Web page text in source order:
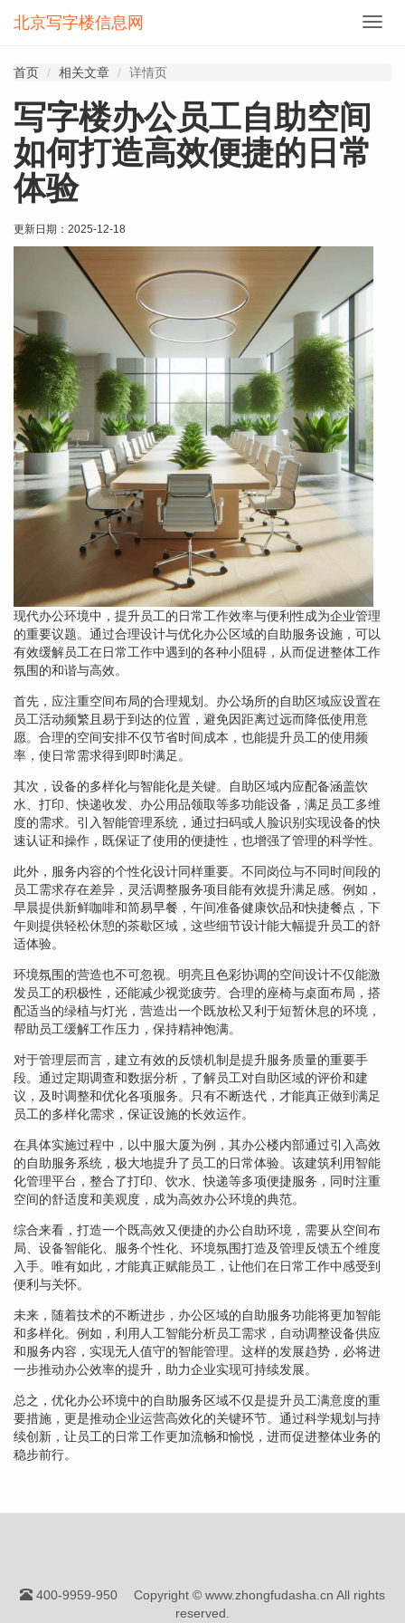
切
北京写字楼信息网
首页 相关文章 详情页
写字楼办公员工自助空间
如何打造高效便捷的日常
体验
更新日期： 2025-12-18
现代办公环境中，提升员工的日常工作效率与便利性成为企业管理
的重要议题。通过合理设计与优化办公区域的自助服务设施，可以
有效缓解员工在日常工作中遇到的各种小阻碍，从而促进整体工作
氛围的和谐与高效。
首先，应注重空间布局的合理规划。办公场所的自助区域应设置在
员工活动频繁且易于到达的位置，避免因距离过远而降低使用意
愿。合理的空间安排不仅节省时间成本，也能提升员工的使用频
率，使日常需求得到即时满足。
其次，设备的多样化与智能化是关键。自助区域内应配备涵盖饮
水、打印、快递收发、办公用品领取等多功能设备，满足员工多维
度的需求。引入智能管理系统，通过扫码或人脸识别实现设备的快
速认证和操作，既保证了使用的便捷性，也增强了管理的科学性。
此外，服务内容的个性化设计同样重要。不同岗位与不同时间段的
员工需求存在差异，灵活调整服务项目能有效提升满足感。例如，
早晨提供新鲜咖啡和简易早餐，午间准备健康饮品和快捷餐点，下
午则提供轻松休憩的茶歇区域，这些细节设计能大幅提升员工的舒
适体验。
环境氛围的营造也不可忽视。明亮且色彩协调的空间设计不仅能激
发员工的积极性，还能减少视觉疲劳。合理的座椅与桌面布局，搭
配适当的绿植与灯光，营造出一个既放松又利于短暂休息的环境，
帮助员工缓解工作压力，保持精神饱满。
对于管理层而言，建立有效的反馈机制是提升服务质量的重要手
段。通过定期调查和数据分析，了解员工对自助区域的评价和建
议，及时调整和优化各项服务。只有不断迭代，才能真正做到满足
员工的多样化需求，保证设施的长效运作。
在具体实施过程中，以中服大厦为例，其办公楼内部通过引入高效
的自助服务系统，极大地提升了员工的日常体验。该建筑利用智能
化管理平台，整合了打印、饮水、快递等多项便捷服务，同时注重
空间的舒适度和美观度，成为高效办公环境的典范。
综合来看，打造一个既高效又便捷的办公自助环境，需要从空间布
局、设备智能化、服务个性化、环境氛围打造及管理反馈五个维度
入手。唯有如此，才能真正赋能员工，让他们在日常工作中感受到
便利与关怀。
未来，随着技术的不断进步，办公区域的自助服务功能将更加智能
和多样化。例如，利用人工智能分析员工需求，自动调整设备供应
和服务内容，实现无人值守的智能管理。这样的发展趋势，必将进
一步推动办公效率的提升，助力企业实现可持续发展。
总之，优化办公环境中的自助服务区域不仅是提升员工满意度的重
要措施，更是推动企业运营高效化的关键环节。通过科学规划与持
续创新，让员工的日常工作更加流畅和愉悦，进而促进整体业务的
稳步前行。
400-9959-950
Copyright © www.zhongfudasha.cn All rights
reserved.